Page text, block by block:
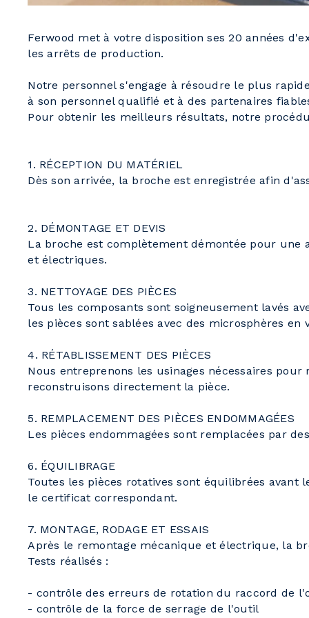
Ferwood met à votre disposition ses 20 années
les arrêts de production.
Notre personnel s'engage à résoudre le plus
à son personnel qualifié et à des partenaires
Pour obtenir les meilleurs résultats, notre
1. RÉCEPTION DU MATÉRIEL
Dès son arrivée, la broche est enregistrée afin
2. DÉMONTAGE ET DEVIS
La broche est complètement démontée pour une
et électriques.
3. NETTOYAGE DES PIÈCES
Tous les composants sont soigneusement lavés
les pièces sont sablées avec des microsphères en
4. RÉTABLISSEMENT DES PIÈCES
Nous entreprenons les usinages nécessaires
reconstruisons directement la pièce.
5. REMPLACEMENT DES PIÈCES ENDOMMAGÉES
Les pièces endommagées sont remplacées par
6. ÉQUILIBRAGE
Toutes les pièces rotatives sont équilibrées avant
le certificat correspondant.
7. MONTAGE, RODAGE ET ESSAIS
Après le remontage mécanique et électrique, la
Tests réalisés :
- contrôle des erreurs de rotation du raccord de
- contrôle de la force de serrage de l'outil